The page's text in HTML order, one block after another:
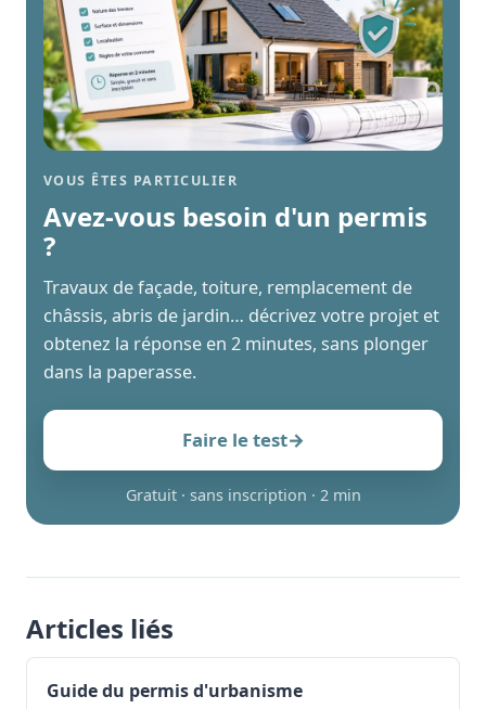
VOUS ÊTES PARTICULIER
Avez-vous besoin d'un permis
?
Travaux de façade, toiture, remplacement de
châssis, abris de jardin… décrivez votre projet et
obtenez la réponse en 2 minutes, sans plonger
dans la paperasse.
Faire le test→
Gratuit · sans inscription · 2 min
Articles liés
Guide du permis d'urbanisme